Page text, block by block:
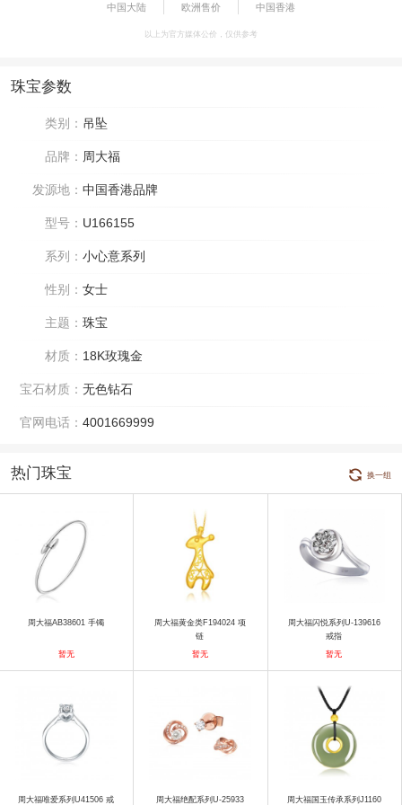
中国大陆 欧洲售价 中国香港
以上为官方媒体公价，仅供参考
珠宝参数
类别： 吊坠
品牌： 周大福
发源地： 中国香港品牌
型号： U166155
系列： 小心意系列
性别： 女士
主题： 珠宝
材质： 18K玫瑰金
宝石材质： 无色钻石
官网电话： 4001669999
热门珠宝 换一组
周大福AB38601 手镯
暂无
周大福黄金类F194024 项
链
暂无
周大福闪悦系列U-139616
戒指
暂无
周大福唯爱系列U41506 戒 周大福绝配系列U-25933 周大福国玉传承系列J1160